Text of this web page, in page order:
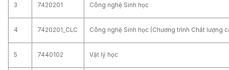
3 7420201 Công nghệ Sinh học
4 7420201_CLC Công nghệ Sinh học (Chương trình Chất lượng
5 7440102 Vật lý học